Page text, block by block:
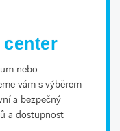
nebo
vám s výběrem
a bezpečný
a dostupnost